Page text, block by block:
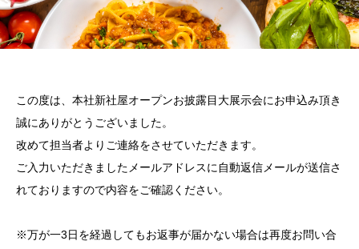
この度は、本社新社屋オープンお披露目大展示会にお申込み頂き
誠にありがとうございました。
改めて担当者よりご連絡をさせていただきます。
ご入力いただきましたメールアドレスに自動返信メールが送信さ
れておりますので内容をご確認ください。
※万が一3日を経過してもお返事が届かない場合は再度お問い合